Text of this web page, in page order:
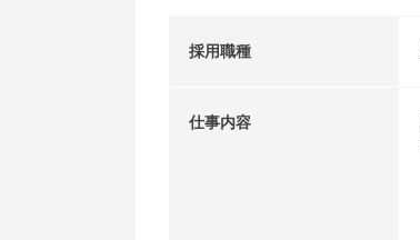
採用職種
仕事内容